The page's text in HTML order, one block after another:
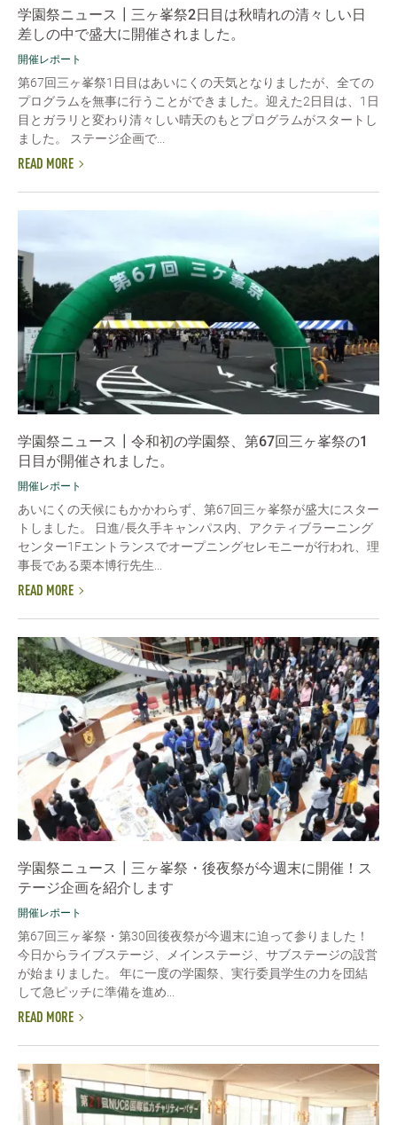
学園祭ニュース┃三ヶ峯祭2日目は秋晴れの清々しい日
差しの中で盛大に開催されました。
開催レポート
第67回三ヶ峯祭1日目はあいにくの天気となりましたが、全ての
プログラムを無事に行うことができました。迎えた2日目は、1日
目とガラリと変わり清々しい晴天のもとプログラムがスタートし
ました。 ステージ企画で...
READ MORE
学園祭ニュース┃令和初の学園祭、第67回三ヶ峯祭の1
日目が開催されました。
開催レポート
あいにくの天候にもかかわらず、第67回三ヶ峯祭が盛大にスター
トしました。 日進/長久手キャンパス内、アクティブラーニング
センター1Fエントランスでオープニングセレモニーが行われ、理
事長である栗本博行先生...
READ MORE
学園祭ニュース┃三ヶ峯祭・後夜祭が今週末に開催！ス
テージ企画を紹介します
開催レポート
第67回三ヶ峯祭・第30回後夜祭が今週末に迫って参りました！
今日からライブステージ、メインステージ、サブステージの設営
が始まりました。 年に一度の学園祭、実行委員学生の力を団結
して急ピッチに準備を進め...
READ MORE